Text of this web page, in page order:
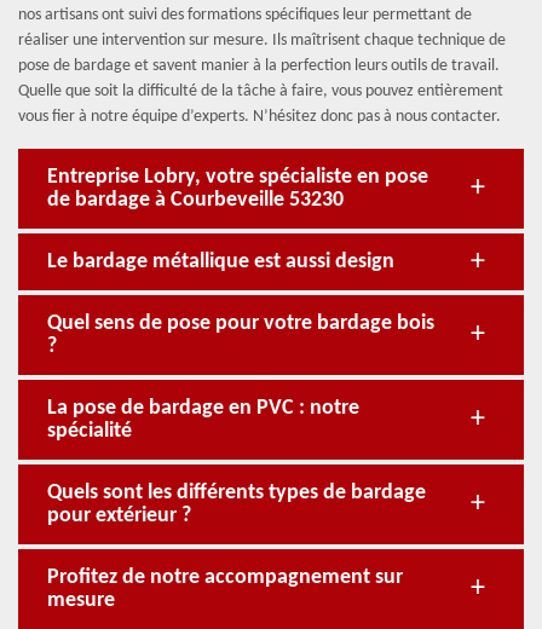
nos artisans ont suivi des formations spécifiques leur permettant de
réaliser une intervention sur mesure. Ils maîtrisent chaque technique de
pose de bardage et savent manier à la perfection leurs outils de travail.
Quelle que soit la difficulté de la tâche à faire, vous pouvez entièrement
vous fier à notre équipe d’experts. N’hésitez donc pas à nous contacter.
Entreprise Lobry, votre spécialiste en pose
de bardage à Courbeveille 53230
Le bardage métallique est aussi design
Quel sens de pose pour votre bardage bois
?
La pose de bardage en PVC : notre
spécialité
Quels sont les différents types de bardage
pour extérieur ?
Profitez de notre accompagnement sur
mesure